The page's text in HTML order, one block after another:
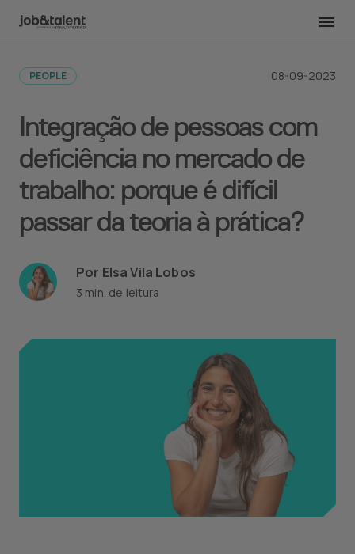
Integração de pessoas com
deficiência no mercado de
trabalho: porque é difícil
passar da teoria à prática?
PEOPLE 08-09-2023
Por Elsa Vila Lobos
3 min. de leitura
Voltar para todas as publicações